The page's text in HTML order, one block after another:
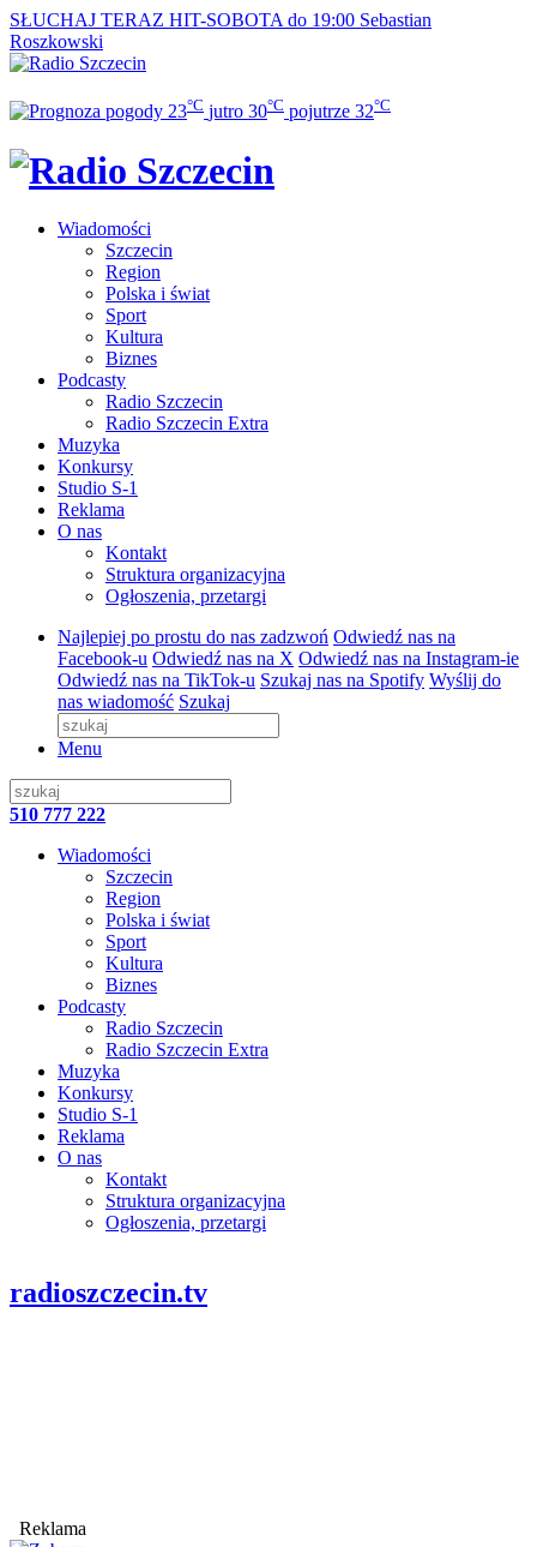
SŁUCHAJ TERAZ HIT-SOBOTA do 19:00 Sebastian
Roszkowski
23°C jutro 30°C pojutrze 32°C
Wiadomości
Szczecin
Region
Polska i świat
Sport
Kultura
Biznes
Podcasty
Radio Szczecin
Radio Szczecin Extra
Muzyka
Konkursy
Studio S-1
Reklama
O nas
Kontakt
Struktura organizacyjna
Ogłoszenia, przetargi
Najlepiej po prostu do nas zadzwoń Odwiedź nas na
Facebook-u Odwiedź nas na X Odwiedź nas na Instagram-ie
Odwiedź nas na TikTok-u Szukaj nas na Spotify Wyślij do
nas wiadomość Szukaj
Menu
510 777 222
Wiadomości
Szczecin
Region
Polska i świat
Sport
Kultura
Biznes
Podcasty
Radio Szczecin
Radio Szczecin Extra
Muzyka
Konkursy
Studio S-1
Reklama
O nas
Kontakt
Struktura organizacyjna
Ogłoszenia, przetargi
radioszczecin.tv
Reklama